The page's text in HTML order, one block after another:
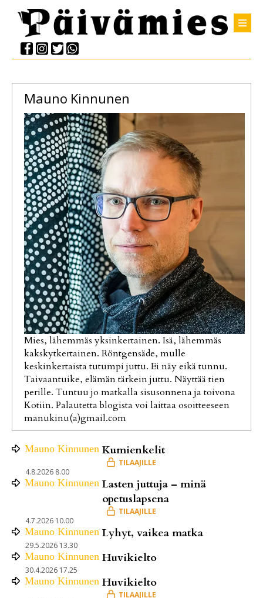
Mauno Kinnunen
Mies, lähemmäs yksinkertainen. Isä, lähemmäs
kakskytkertainen. Röntgensäde, mulle
keskinkertaista tutumpi juttu. Ei näy eikä tunnu.
Taivaantuike, elämän tärkein juttu. Näyttää tien
perille. Tuntuu jo matkalla sisusonnena ja toivona
Kotiin. Palautetta blogista voi laittaa osoitteeseen
manukinu(a)gmail.com
Mauno Kinnunen Kumienkelit
4.8.2026 8.00
Mauno Kinnunen Lasten juttuja – minä
opetuslapsena
4.7.2026 10.00
Mauno Kinnunen Lyhyt, vaikea matka
29.5.2026 13.30
Mauno Kinnunen Huvikielto
30.4.2026 17.25
Mauno Kinnunen Huvikielto